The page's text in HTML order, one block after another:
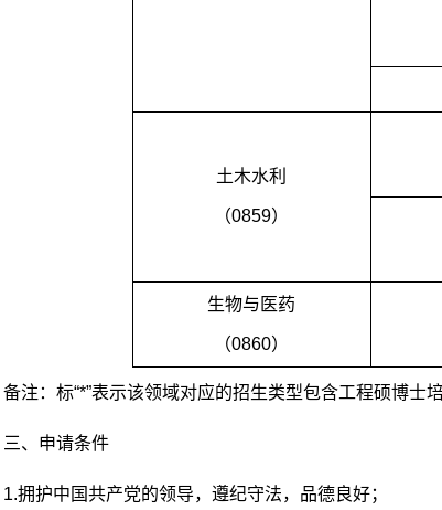
土木水利
（0859）
生物与医药
（0860）
备注：标“*”表示该领域对应的招生类型包含工程硕博士
三、申请条件
1.拥护中国共产党的领导，遵纪守法，品德良好；